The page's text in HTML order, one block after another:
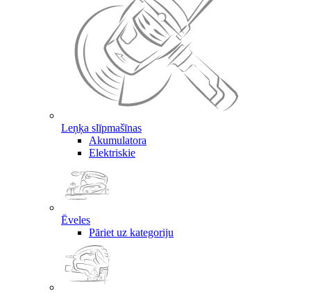
Leņķa slīpmašīnas
Akumulatora
Elektriskie
Ēveles
Pāriet uz kategoriju